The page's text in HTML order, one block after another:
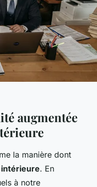
augmentée
la manière dont
. En
à notre